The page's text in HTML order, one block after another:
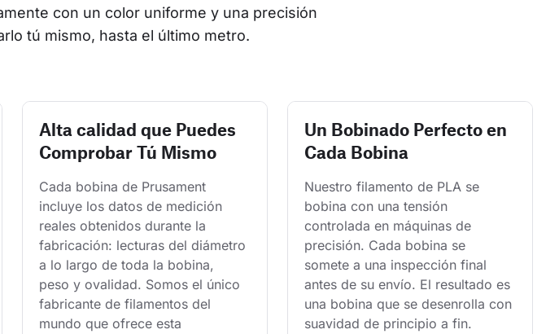
con un color uniforme y una precisión
tú mismo, hasta el último metro.
Alta calidad que Puedes
Comprobar Tú Mismo
Cada bobina de Prusament
incluye los datos de medición
reales obtenidos durante la
fabricación: lecturas del diámetro
a lo largo de toda la bobina,
peso y ovalidad. Somos el único
fabricante de filamentos del
mundo que ofrece esta
Un Bobinado Perfecto en
Cada Bobina
Nuestro filamento de PLA se
bobina con una tensión
controlada en máquinas de
precisión. Cada bobina se
somete a una inspección final
antes de su envío. El resultado es
una bobina que se desenrolla con
suavidad de principio a fin.